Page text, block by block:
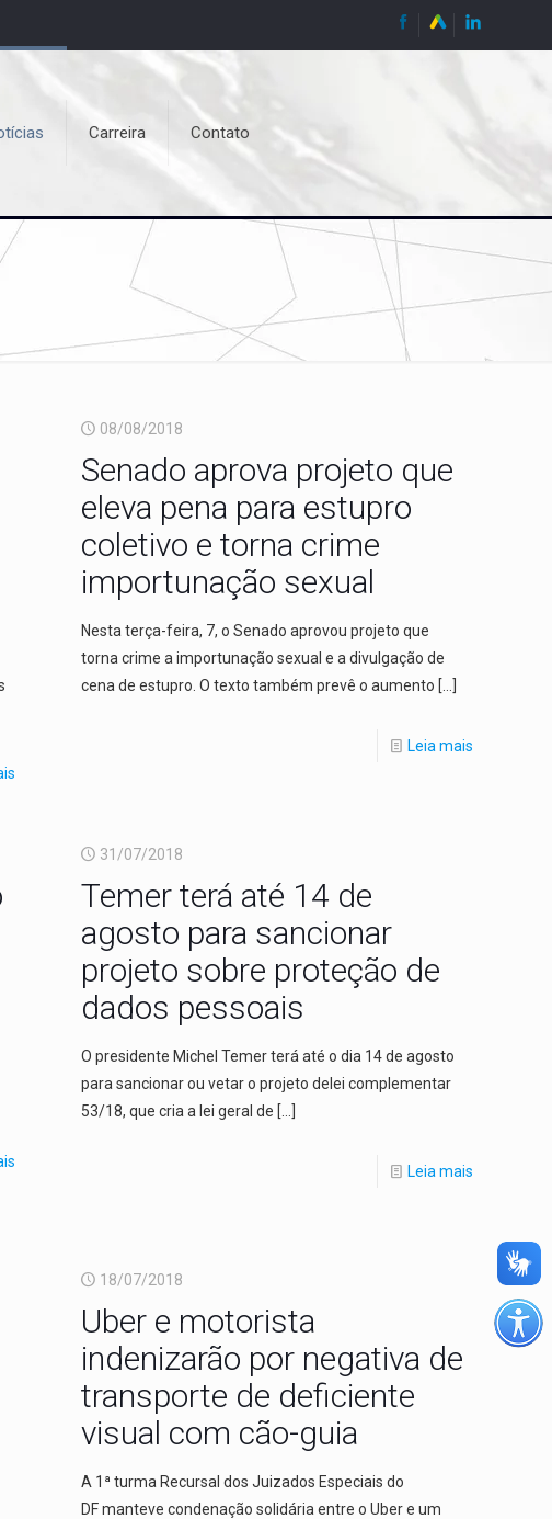
Carreira Contato
08/08/2018
Senado aprova projeto que
eleva pena para estupro
coletivo e torna crime
importunação sexual
Nesta terça-feira, 7, o Senado aprovou projeto que
torna crime a importunação sexual e a divulgação de
cena de estupro. O texto também prevê o aumento […]
Leia mais
31/07/2018
Temer terá até 14 de
agosto para sancionar
projeto sobre proteção de
dados pessoais
O presidente Michel Temer terá até o dia 14 de agosto
para sancionar ou vetar o projeto delei complementar
53/18, que cria a lei geral de […]
Leia mais
18/07/2018
Uber e motorista
indenizarão por negativa de
transporte de deficiente
visual com cão-guia
A 1ª turma Recursal dos Juizados Especiais do
DF manteve condenação solidária entre o Uber e um